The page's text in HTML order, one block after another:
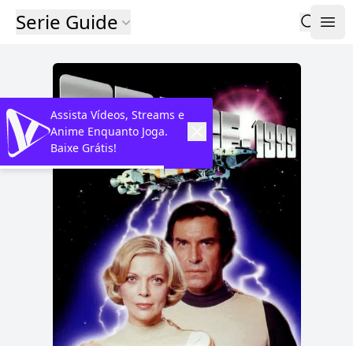
Serie Guide
Assista Vídeos, Streams e
Anime Enquanto Joga.
Baixe Grátis!